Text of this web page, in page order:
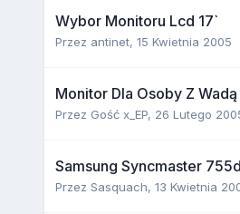
Wybor Monitoru Lcd 17`
Przez antinet, 15 Kwietnia 2005
Monitor Dla Osoby Z
Przez Gość x_EP, 26 Lutego
Samsung Syncmaster
Przez Sasquach, 13 Kwietnia